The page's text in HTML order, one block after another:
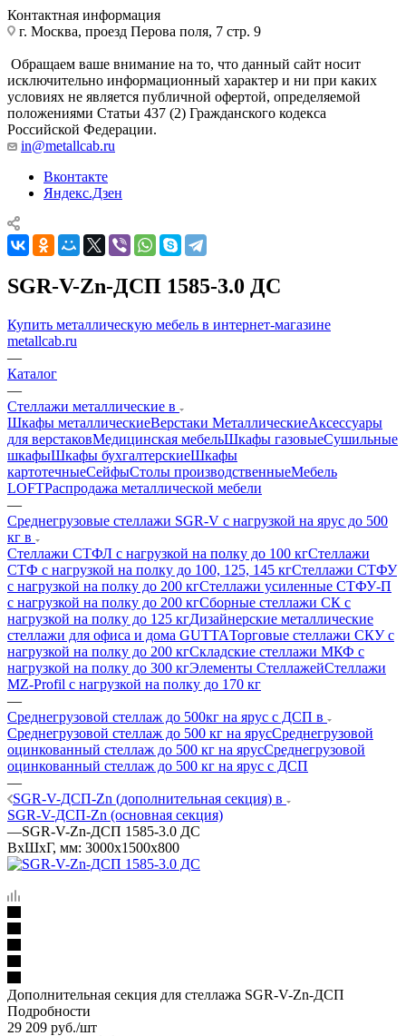
Контактная информация
г. Москва, проезд Перова поля, 7 стр. 9
Обращаем ваше внимание на то, что данный сайт носит
исключительно информационный характер и ни при каких
условиях не является публичной офертой, определяемой
положениями Статьи 437 (2) Гражданского кодекса
Российской Федерации.
in@metallcab.ru
Вконтакте
Яндекс.Дзен
SGR-V-Zn-ДСП 1585-3.0 ДС
Купить металлическую мебель в интернет-магазине
metallcab.ru
—
Каталог
—
Стеллажи металлические в
Шкафы металлическиеВерстаки МеталлическиеАксессуары
для верстаковМедицинская мебельШкафы газовыеСушильные
шкафыШкафы бухгалтерскиеШкафы
картотечныеСейфыСтолы производственныеМебель
LOFTРаспродажа металлической мебели
—
Среднегрузовые стеллажи SGR-V с нагрузкой на ярус до 500
кг в
Стеллажи СТФЛ с нагрузкой на полку до 100 кгСтеллажи
СТФ с нагрузкой на полку до 100, 125, 145 кгСтеллажи СТФУ
с нагрузкой на полку до 200 кгСтеллажи усиленные СТФУ-П
с нагрузкой на полку до 200 кгСборные стеллажи СК с
нагрузкой на полку до 125 кгДизайнерские металлические
стеллажи для офиса и дома GUTTAТорговые стеллажи СКУ с
нагрузкой на полку до 200 кгСкладские стеллажи МКФ с
нагрузкой на полку до 300 кгЭлементы СтеллажейСтеллажи
MZ-Profil с нагрузкой на полку до 170 кг
—
Среднегрузовой стеллаж до 500кг на ярус с ДСП в
Среднегрузовой стеллаж до 500 кг на ярусСреднегрузовой
оцинкованный стеллаж до 500 кг на ярусСреднегрузовой
оцинкованный стеллаж до 500 кг на ярус с ДСП
—
SGR-V-ДСП-Zn (дополнительная секция) в
SGR-V-ДСП-Zn (основная секция)
—SGR-V-Zn-ДСП 1585-3.0 ДС
ВхШхГ, мм: 3000x1500x800
Дополнительная секция для стеллажа SGR-V-Zn-ДСП
Подробности
29 209 руб./шт